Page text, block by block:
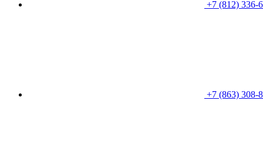
+7 (812) 336-
+7 (863) 308-